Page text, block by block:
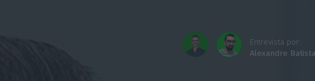
Entrevista por:
Alexandre Batista